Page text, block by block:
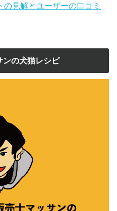
の見解とユーザーの口コミ
ンの犬猫レシピ